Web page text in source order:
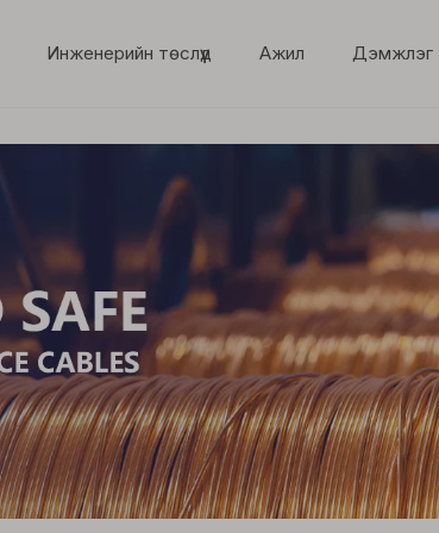
Инженерийн төслүүд Ажил Дэмжлэг